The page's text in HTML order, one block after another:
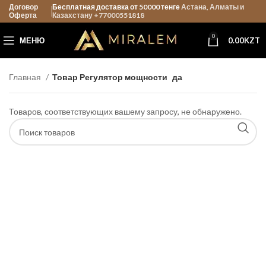
Договор
Оферта
Бесплатная доставка от 50000 тенгеАстана, Алматы и
Казахстану +77000551818
МЕНЮ 0 0.00KZT
Главная Товар Регулятор мощности да
Товаров, соответствующих вашему запросу, не обнаружено.